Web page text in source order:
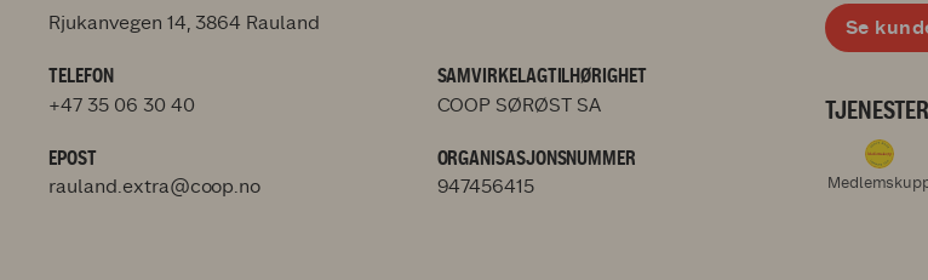
Rjukanvegen 14, 3864 Rauland
TELEFON
+47 35 06 30 40
EPOST
rauland.extra@coop.no
SAMVIRKELAGTILHØRIGHET
COOP SØRØST SA
ORGANISASJONSNUMMER
947456415
Se